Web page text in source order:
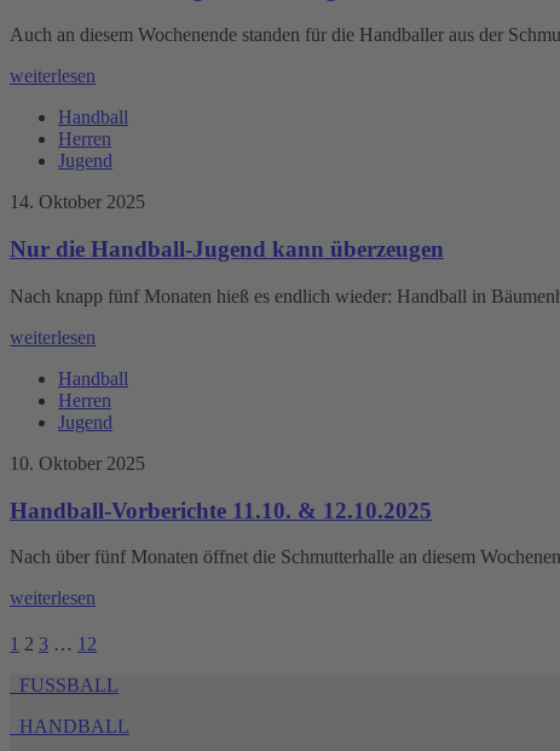
Auch an diesem Wochenende standen für die Handballer aus der
weiterlesen
Handball
Herren
Jugend
14. Oktober 2025
Nur die Handball-Jugend kann überzeugen
Nach knapp fünf Monaten hieß es endlich wieder: Handball in
weiterlesen
Handball
Herren
Jugend
10. Oktober 2025
Handball-Vorberichte 11.10. & 12.10.2025
Nach über fünf Monaten öffnet die Schmutterhalle an diesem
weiterlesen
1 2 3 … 12
FUSSBALL
HANDBALL